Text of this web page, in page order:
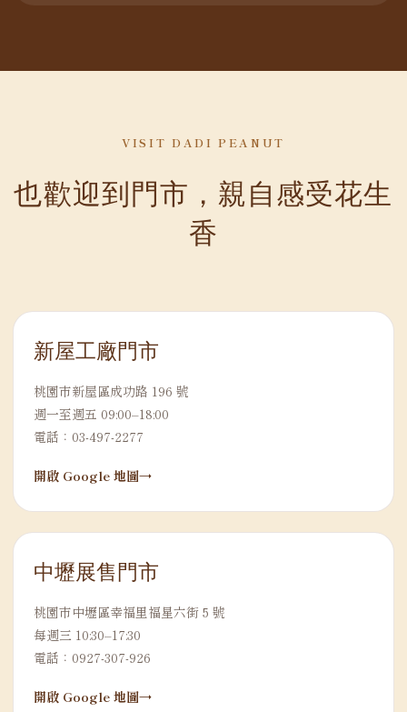
VISIT DADI PEANUT
也歡迎到門市，親自感受花生
香
新屋工廠門市
桃園市新屋區成功路 196 號
週一至週五 09:00–18:00
電話：03-497-2277
開啟 Google 地圖
中壢展售門市
桃園市中壢區幸福里福星六街 5 號
每週三 10:30–17:30
電話：0927-307-926
開啟 Google 地圖